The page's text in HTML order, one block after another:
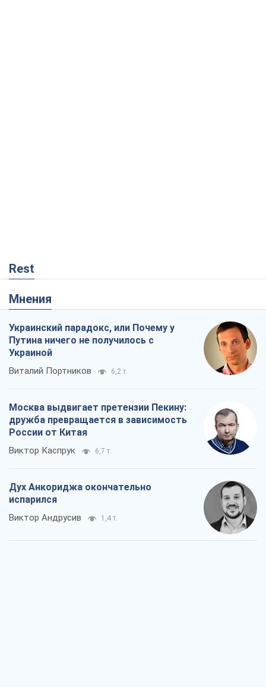
Rest
Мнения
Украинский парадокс, или Почему у
Путина ничего не получилось с
Украиной
Виталий Портников 6,2 т.
Москва выдвигает претензии Пекину:
дружба превращается в зависимость
России от Китая
Виктор Каспрук 6,7 т.
Дух Анкориджа окончательно
испарился
Виктор Андрусив 1,4 т.